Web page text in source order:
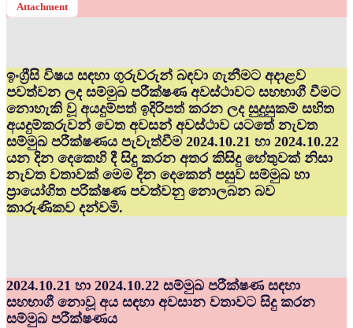
Attachment
ඉංග්‍රීසි විෂය සඳහා ගුරුවරුන් බඳවා ගැනීමට අදාළව
පවත්වන ලද සම්මුඛ පරීක්ෂණ අවස්ථාවට සහභාගී වීමට
නොහැකි වූ අයදුම්පත් ඉදිරිපත් කරන ලද සුදුසුකම් සහිත
අයදුම්කරුවන් වෙත අවසන් අවස්ථාව යටතේ නැවත
සම්මුඛ පරීක්ෂණය පැවැත්වීම 2024.10.21 හා 2024.10.22
යන දින දෙකෙහි දී සිදු කරන අතර කිසිදු හේතුවක් නිසා
නැවත වතාවක් මෙම දින දෙකෙන් පසුව සම්මුඛ හා
ප්‍රායෝගිත පරික්ෂණ පවත්වනු නොලබන බව
කාරුණිකව දන්වමි.
2024.10.21 හා 2024.10.22 සම්මුඛ පරීක්ෂණ සඳහා
සහභාගී නොවූ අය සඳහා අවසාන වතාවට සිදු කරන
සම්මුඛ පරීක්ෂණය